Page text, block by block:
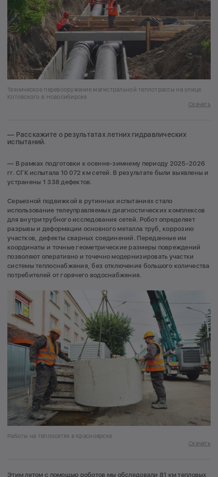
Техническое перевооружение магистральной теплотрассы на улице
Котовского в Новосибирске
Скачать
— Расскажите о результатах летних гидравлических
испытаний.
— В рамках подготовки к осенне-зимнему периоду 2025-2026
гг. СГК испытала 10 072 км сетей. В результате были выявлены и
устранены 1 338 дефектов.
Серьезной подвижкой в рутинных испытаниях стало
использование телеуправляемых диагностических комплексов
для внутритрубного исследования сетей. Робот определяет
разрывы и деформации основного металла труб, коррозию
участков, дефекты сварных соединений. Переданные им
координаты и точные геометрические размеры повреждений
позволяют оперативно и точечно модернизировать участки
системы теплоснабжения, без отключения большого количества
потребителей от горячего водоснабжения.
Работы на теплосетях в Красноярске
Скачать
Этим летом с помощью роботов мы обследовали 81 км тепловых